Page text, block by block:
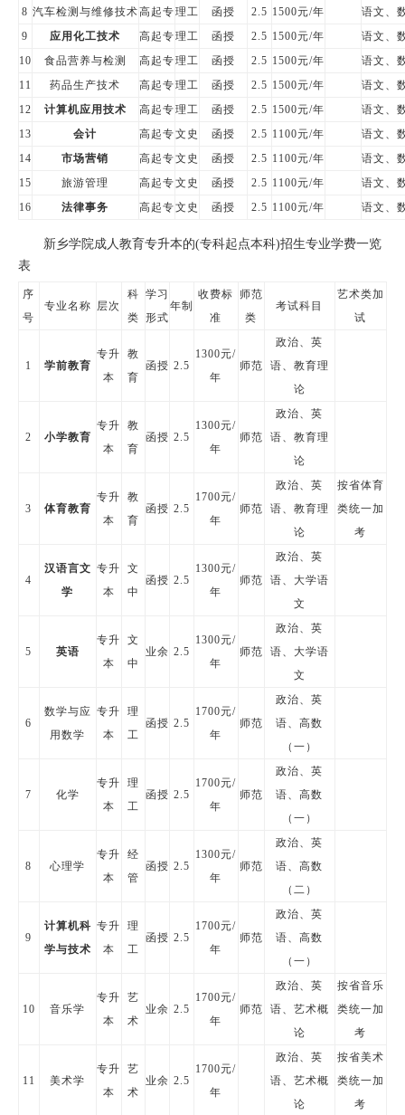
8 汽车检测与维修技术高起专理工 函授 2.5 1500元/年
语文、
9
应用化工技术 高起专理工 函授 2.5 1500元/年
语文、
10
食品营养与检测 高起专理工 函授 2.5 1500元/年
语文、
11
药品生产技术 高起专理工 函授 2.5 1500元/年
语文、
12
计算机应用技术 高起专理工 函授 2.5 1500元/年
语文、
13
会计 高起专文史 函授 2.5 1100元/年
语文、
14
市场营销 高起专文史 函授 2.5 1100元/年
语文、
15
旅游管理 高起专文史 函授 2.5 1100元/年
语文、
16
法律事务 高起专文史 函授 2.5 1100元/年 语文、
新乡学院成人教育专升本的(专科起点本科)招生专业学费一览
表
序
号
专业名称 层次
科
类
学习
形式
年制
收费标
准
师范
类
考试科目
艺术类加
试
1 学前教育
专升
本
教
育
函授 2.5
1300元/
年
师范
政治、英
语、教育理
论
2 小学教育
专升
本
教
育
函授 2.5
1300元/
年
师范
政治、英
语、教育理
论
3 体育教育
专升
本
教
育
函授 2.5
1700元/
年
师范
政治、英
语、教育理
论
按省体育
类统一加
考
4
汉语言文
学
专升
本
文
中
函授 2.5
1300元/
年
师范
政治、英
语、大学语
文
5 英语
专升
本
文
中
业余 2.5
1300元/
年
师范
政治、英
语、大学语
文
6
数学与应
用数学
专升
本
理
工
函授 2.5
1700元/
年
师范
政治、英
语、高数
（一）
7 化学
专升
本
理
工
函授 2.5
1700元/
年
师范
政治、英
语、高数
（一）
8 心理学
专升
本
经
管
函授 2.5
1300元/
年
师范
政治、英
语、高数
（二）
9
计算机科
学与技术
专升
本
理
工
函授 2.5
1700元/
年
师范
政治、英
语、高数
（一）
10 音乐学
专升
本
艺
术
业余 2.5
1700元/
年
师范
政治、英
语、艺术概
论
按省音乐
类统一加
考
11 美术学
专升
本
艺
术
业余 2.5
1700元/
年
政治、英
语、艺术概
论
按省美术
类统一加
考